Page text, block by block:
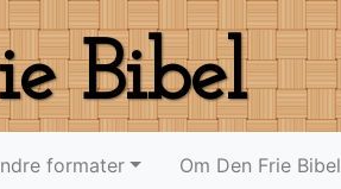
Bibel
formater Om Den Frie Bibel